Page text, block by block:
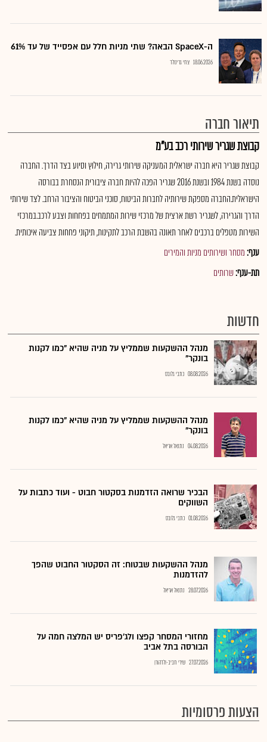
ה-SpaceX הבאה? שתי מניות חלל עם אפסייד של עד 61%
18.06.2026 צחי גרינולד
תיאור חברה
קבוצת שגריר שירותי רכב בע"מ
קבוצת שגריר היא חברה ישראלית המעניקה שירותי גרירה, חילוץ וסיוע בצד הדרך. החברה
נוסדה בשנת 1984 ובשנת 2016 שגריר הפכה להיות חברה ציבורית הנסחרת בבורסה
הישראלית.החברה מספקת שירותיה לחברות הביטוח, סוכני הביטוח והציבור הרחב. לצד שירותי
הדרך והגרירה, לשגריר רשת ארצית של מרכזי שירות המתמחים בפחחות וצבע לרכב.במרכזי
השירות מטפלים ברכבים לאחר תאונה בהשבת הרכב לתקינות, תיקוני פחחות צביעה איכותית.
ענף:מסחר ושירותים מניות והמירים
תת-ענף:שרותים
חדשות
מנהל ההשקעות שממליץ על מניה שהיא "כמו לקנות
בונקר"
08.08.2026 כתבי גלובס
מנהל ההשקעות שממליץ על מניה שהיא "כמו לקנות
בונקר"
04.08.2026 נתנאל אריאל
הבכיר שרואה הזדמנות בסקטור חבוט - ועוד כתבות על
השווקים
01.08.2026 כתבי גלובס
מנהל ההשקעות שבטוח: זה הסקטור החבוט שהפך
להזדמנות
28.07.2026 נתנאל אריאל
מחזורי המסחר קפצו ולג'פריס יש המלצה חמה על
הבורסה בתל אביב
27.07.2026 שירי חביב-ולדהורן
הצעות פרסומיות